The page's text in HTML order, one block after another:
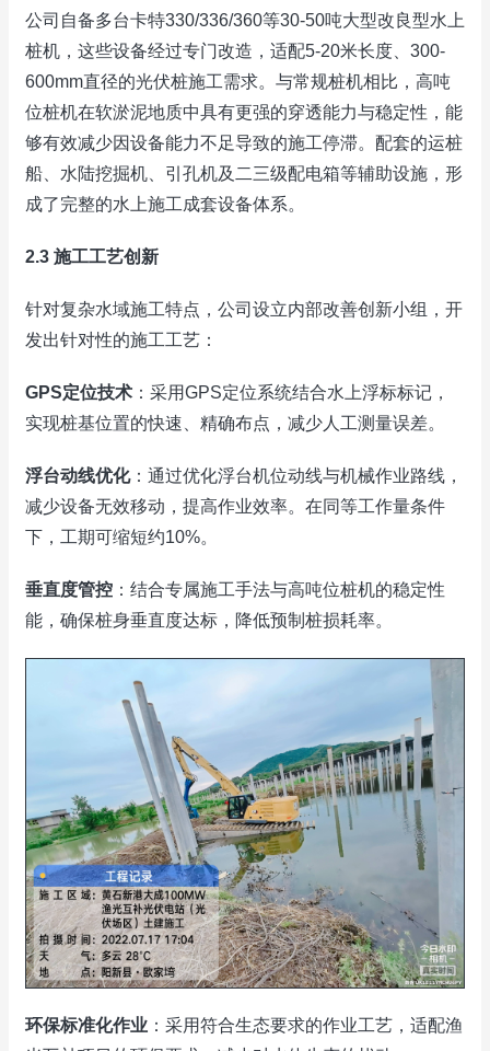
公司自备多台卡特330/336/360等30-50吨大型改良型水上
桩机，这些设备经过专门改造，适配5-20米长度、300-
600mm直径的光伏桩施工需求。与常规桩机相比，高吨
位桩机在软淤泥地质中具有更强的穿透能力与稳定性，能
够有效减少因设备能力不足导致的施工停滞。配套的运桩
船、水陆挖掘机、引孔机及二三级配电箱等辅助设施，形
成了完整的水上施工成套设备体系。
2.3 施工工艺创新
针对复杂水域施工特点，公司设立内部改善创新小组，开
发出针对性的施工工艺：
GPS定位技术 ：采用GPS定位系统结合水上浮标标记，
实现桩基位置的快速、精确布点，减少人工测量误差。
浮台动线优化：通过优化浮台机位动线与机械作业路线，
减少设备无效移动，提高作业效率。在同等工作量条件
下，工期可缩短约10%。
垂直度管控 ：结合专属施工手法与高吨位桩机的稳定性
能，确保桩身垂直度达标，降低预制桩损耗率。
环保标准化作业 ：采用符合生态要求的作业工艺，适配渔